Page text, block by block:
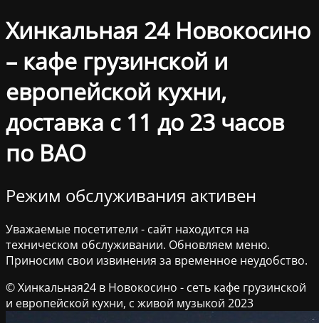
Хинкальная 24 Новокосино
– кафе грузинской и
европейской кухни,
доставка с 11 до 23 часов
по ВАО
Режим обслуживания активен
Уважаемые посетители - сайт находится на
техническом обслуживании. Обновляем меню.
Приносим свои извинения за временное неудобство.
© Хинкальная24 в Новокосино - сеть кафе грузинской
и европейской кухни, с живой музыкой 2023